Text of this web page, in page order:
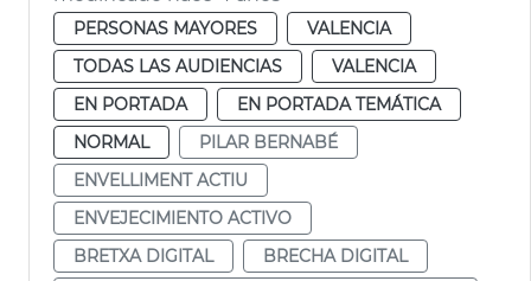
PERSONAS MAYORES
VALENCIA
TODAS LAS AUDIENCIAS
VALENCIA
EN PORTADA
EN PORTADA TEMÁTICA
NORMAL
PILAR BERNABÉ
ENVELLIMENT ACTIU
ENVEJECIMIENTO ACTIVO
BRETXA DIGITAL
BRECHA DIGITAL